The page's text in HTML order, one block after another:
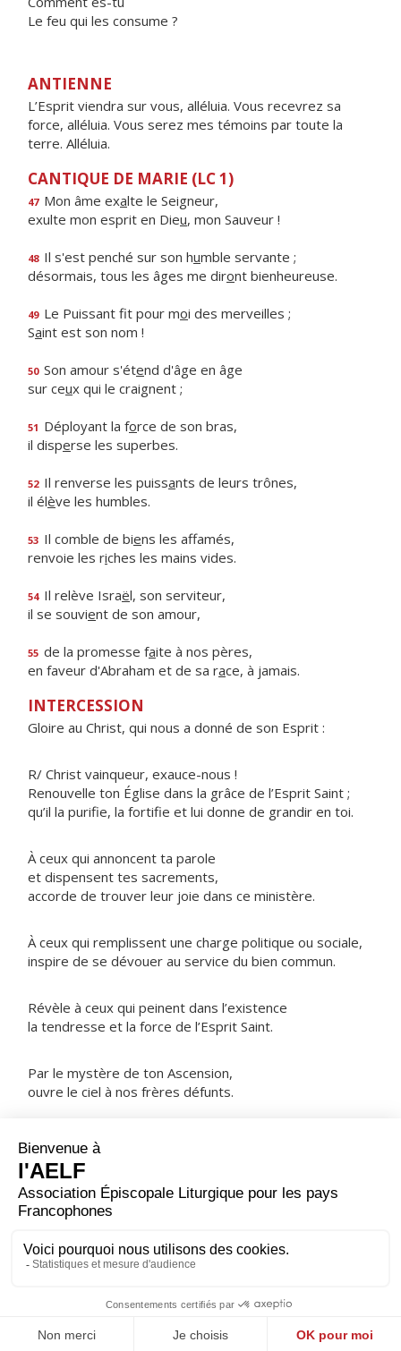
Le feu qui les consume ?
ANTIENNE
L’Esprit viendra sur vous, alléluia. Vous recevrez sa
force, alléluia. Vous serez mes témoins par toute la
terre. Alléluia.
CANTIQUE DE MARIE (LC 1)
47 Mon âme exalte le Seigneur,
exulte mon esprit en Dieu, mon Sauveur !
48 Il s'est penché sur son humble servante ;
désormais, tous les âges me diront bienheureuse.
49 Le Puissant fit pour moi des merveilles ;
Saint est son nom !
50 Son amour s'étend d'âge en âge
sur ceux qui le craignent ;
51 Déployant la force de son bras,
il disperse les superbes.
52 Il renverse les puissants de leurs trônes,
il élève les humbles.
53 Il comble de biens les affamés,
renvoie les riches les mains vides.
54 Il relève Israël, son serviteur,
il se souvient de son amour,
55 de la promesse faite à nos pères,
en faveur d'Abraham et de sa race, à jamais.
INTERCESSION
Gloire au Christ, qui nous a donné de son Esprit :
R/ Christ vainqueur, exauce-nous !
Renouvelle ton Église dans la grâce de l’Esprit Saint ;
qu’il la purifie, la fortifie et lui donne de grandir en toi.
À ceux qui annoncent ta parole
et dispensent tes sacrements,
accorde de trouver leur joie dans ce ministère.
À ceux qui remplissent une charge politique ou sociale,
inspire de se dévouer au service du bien commun.
Révèle à ceux qui peinent dans l’existence
la tendresse et la force de l’Esprit Saint.
Par le mystère de ton Ascension,
ouvre le ciel à nos frères défunts.
NOTRE PÈRE
ORAISON
Dieu qui ne cesses d’élever à la sainteté ceux qui te
feu de l’Esprit Saint qui brûlait si merveilleusement au
cœur de saint Philippe Néri.